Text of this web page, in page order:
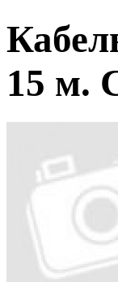
15 м.